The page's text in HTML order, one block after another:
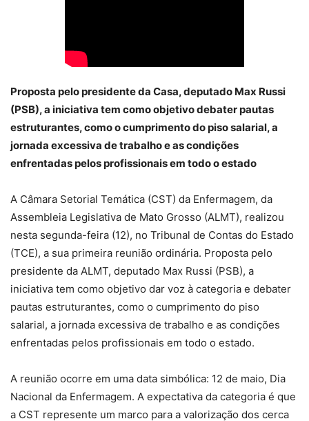
Proposta pelo presidente da Casa, deputado Max Russi
(PSB), a iniciativa tem como objetivo debater pautas
estruturantes, como o cumprimento do piso salarial, a
jornada excessiva de trabalho e as condições
enfrentadas pelos profissionais em todo o estado
A Câmara Setorial Temática (CST) da Enfermagem, da
Assembleia Legislativa de Mato Grosso (ALMT), realizou
nesta segunda-feira (12), no Tribunal de Contas do Estado
(TCE), a sua primeira reunião ordinária. Proposta pelo
presidente da ALMT, deputado Max Russi (PSB), a
iniciativa tem como objetivo dar voz à categoria e debater
pautas estruturantes, como o cumprimento do piso
salarial, a jornada excessiva de trabalho e as condições
enfrentadas pelos profissionais em todo o estado.
A reunião ocorre em uma data simbólica: 12 de maio, Dia
Nacional da Enfermagem. A expectativa da categoria é que
a CST represente um marco para a valorização dos cerca